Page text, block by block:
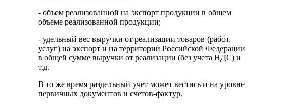
- объем реализованной на экспорт продукции в общем
объеме реализованной продукции;
- удельный вес выручки от реализации товаров (работ,
услуг) на экспорт и на территории Российской Федерации
в общей сумме выручки от реализации (без учета НДС) и
т.д.
В то же время раздельный учет может вестись и на уровне
первичных документов и счетов-фактур.